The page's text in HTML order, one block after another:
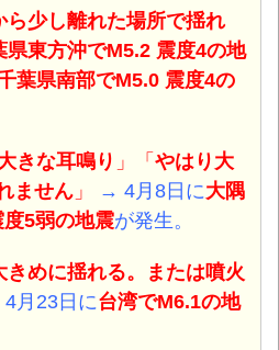
ら少し離れた場所で揺れ
県東方沖でM5.2 震度4の地
葉県南部でM5.0 震度4の
きな耳鳴り 」「 やはり大
ません 」 → 4月8日に大隅
5弱の地震が発生。
きめに揺れる。または噴火
月23日に台湾でM6.1の地